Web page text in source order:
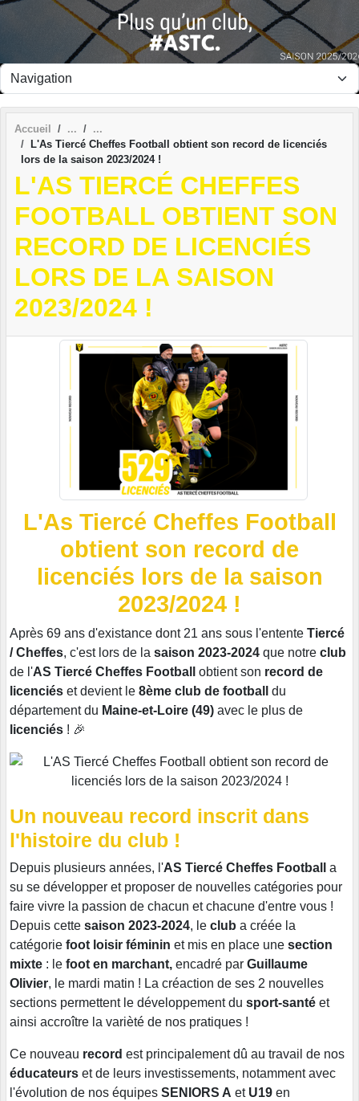
Accueil
L'As Tiercé Cheffes Football obtient son record de licenciés
lors de la saison 2023/2024 !
L'AS TIERCÉ CHEFFES
FOOTBALL OBTIENT SON
RECORD DE LICENCIÉS
LORS DE LA SAISON
2023/2024 !
L'As Tiercé Cheffes Football
obtient son record de
licenciés lors de la saison
2023/2024 !
Après 69 ans d'existance dont 21 ans sous l'entente Tiercé
/ Cheffes, c'est lors de la saison 2023-2024 que notre club
de l'AS Tiercé Cheffes Football obtient son record de
licenciés et devient le 8ème club de football
du
département du Maine-et-Loire (49) avec le plus de
licenciés ! 🎉
Un nouveau record inscrit dans
l'histoire du club !
Depuis plusieurs années, l'AS Tiercé Cheffes Football
a
su se développer et proposer de nouvelles catégories pour
faire vivre la passion de chacun et chacune d'entre vous !
Depuis cette saison 2023-2024, le club a créée la
catégorie foot loisir féminin et mis en place une section
mixte : le foot en marchant, encadré par Guillaume
Olivier, le mardi matin ! La créaction de ses 2 nouvelles
sections permettent le développement du sport-santé et
ainsi accroître la varièté de nos pratiques !
Ce nouveau record est principalement dû au travail de nos
éducateurs et de leurs investissements, notamment avec
l'évolution de nos équipes SENIORS A et U19 en
Panneau de gestion des cookies